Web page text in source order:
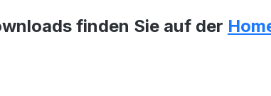
finden Sie auf der